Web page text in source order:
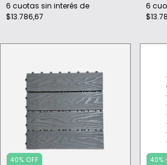
6 cuotas sin interés de
$13.786,67
6
40% OFF 40%